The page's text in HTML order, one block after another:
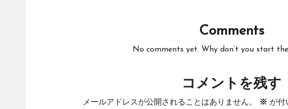
Comments
No comments yet. Why don’t you start
コメントを残す
メールアドレスが公開されることはありません。 ※ が付